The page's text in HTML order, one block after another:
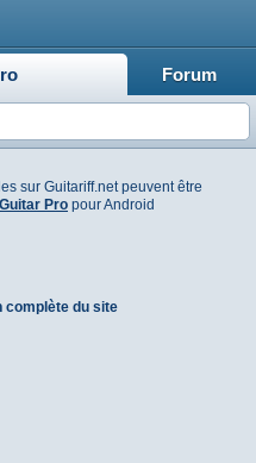
Forum
sur Guitariff.net peuvent être
Guitar Pro pour Android
complète du site